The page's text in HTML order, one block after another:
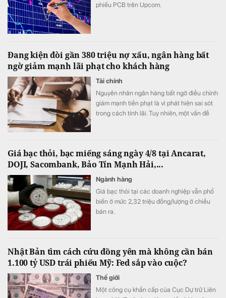
phiếu PCB trên Upcom.
Đang kiện đòi gần 380 triệu nợ xấu, ngân hàng bất
ngờ giảm mạnh lãi phạt cho khách hàng
Tài chính
Nguyên nhân ngân hàng bất ngờ điều chỉnh
giảm mạnh tiền phạt là vì phát hiện sai sót
trong cách tính lãi. Tuy nhiên, một vấn đề
giấy.
Giá bạc thỏi, bạc miếng sáng ngày 4/8 tại Ancarat,
DOJI, Sacombank, Bảo Tín Mạnh Hải,...
Ngành hàng
Giá bạc thỏi tại các doanh nghiệp vẫn phổ
biến ở mức 2,32 triệu đồng/lượng ở chiều
bán ra.
Nhật Bản tìm cách cứu đồng yên mà không cần bán
1.100 tỷ USD trái phiếu Mỹ: Fed sắp vào cuộc?
Thế giới
Một công cụ khẩn cấp của Cục Dự trữ Liên